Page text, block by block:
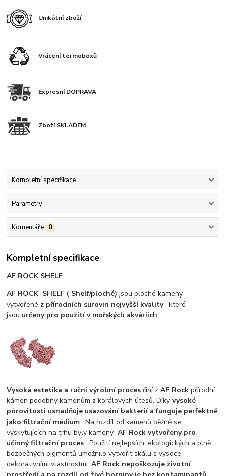
Unikátní zboží
Vrácení termoboxů
Expresní DOPRAVA
Zboží SKLADEM
Kompletní specifikace
Parametry
Komentáře 0
Kompletní specifikace
AF ROCK SHELF
AF ROCK SHELF ( Shelf/ploché)jsou ploché kameny
vytvořené z přírodních surovin nejvyšší kvality, které
jsou určeny pro použití v mořských akváriích .
Vysoká estetika a ruční výrobní proces činí zAF Rock přírodní
kámen podobný kamenům z korálových útesů. Díkyvysoké
pórovitosti usnadňuje usazování bakterií a funguje perfektně
jako filtrační médium . Na rozdíl od kamenů běžně se
vyskytujících na trhu byly kamenyAF Rock vytvořeny pro
účinný filtrační proces . Použití nejlepších, ekologických a plně
bezpečných pigmentů umožnilo vytvořit skálu s vysoce
dekorativními vlastnostmi.AF Rock nepoškozuje životní